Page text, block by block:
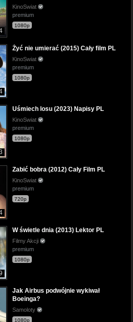
KinoSwiat
premium
1080p
Żyć nie umierać (2015) Cały film PL
KinoSwiat
premium
1080p
Uśmiech losu (2023) Napisy PL
KinoSwiat
premium
1080p
Zabić bobra (2012) Cały Film PL
KinoSwiat
premium
720p
W świetle dnia (2013) Lektor PL
Filmy Akcji
premium
1080p
Jak Airbus podwójnie wykiwał
Boeinga?
Samoloty
1080p